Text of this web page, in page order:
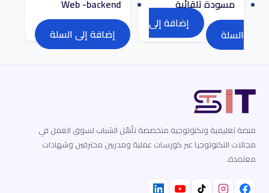
مسودة تلقائية
0EGP إضافة إلى
السلة
Web -backend
4.200EGP
3.500EGP
إضافة إلى السلة
منصة تعليمية وتكنولوجية متخصصة تأهّل الشباب لسوق العمل في
مجالات التكنولوجيا عبر كورسات عملية ومدربين محترفين وشهادات
معتمدة.